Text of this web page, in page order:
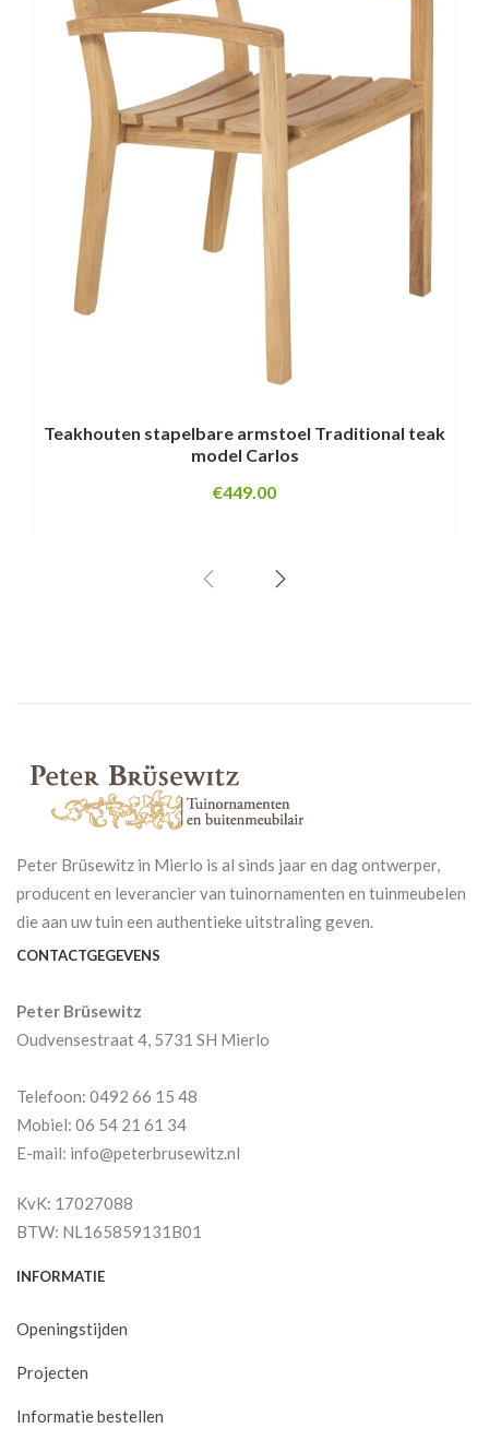
Teakhouten stapelbare armstoel Traditional teak
model Carlos
€449.00
Peter Brüsewitz in Mierlo is al sinds jaar en dag ontwerper,
producent en leverancier van tuinornamenten en tuinmeubelen
die aan uw tuin een authentieke uitstraling geven.
CONTACTGEGEVENS
Peter Brüsewitz
Oudvensestraat 4, 5731 SH Mierlo
Telefoon: 0492 66 15 48
Mobiel: 06 54 21 61 34
E-mail: info@peterbrusewitz.nl
KvK: 17027088
BTW: NL165859131B01
INFORMATIE
Openingstijden
Projecten
Informatie bestellen